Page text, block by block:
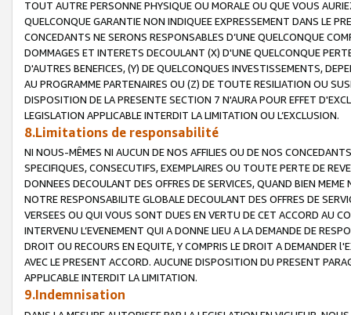
TOUT AUTRE PERSONNE PHYSIQUE OU MORALE OU QUE VOUS
QUELCONQUE GARANTIE NON INDIQUEE EXPRESSEMENT DANS LE
CONCEDANTS NE SERONS RESPONSABLES D’UNE QUELCONQUE
DOMMAGES ET INTERETS DECOULANT (X) D'UNE QUELCONQUE
D'AUTRES BENEFICES, (Y) DE QUELCONQUES INVESTISSEMENTS,
AU PROGRAMME PARTENAIRES OU (Z) DE TOUTE RESILIATION OU
DISPOSITION DE LA PRESENTE SECTION 7 N'AURA POUR EFFET
LEGISLATION APPLICABLE INTERDIT LA LIMITATION OU L’EXCLUSION.
8.Limitations de responsabilité
NI NOUS-MÊMES NI AUCUN DE NOS AFFILIES OU DE NOS
SPECIFIQUES, CONSECUTIFS, EXEMPLAIRES OU TOUTE PERTE DE
DONNEES DECOULANT DES OFFRES DE SERVICES, QUAND BIEN
NOTRE RESPONSABILITE GLOBALE DECOULANT DES OFFRES DE
VERSEES OU QUI VOUS SONT DUES EN VERTU DE CET ACCORD AU
INTERVENU L’EVENEMENT QUI A DONNE LIEU A LA DEMANDE DE
DROIT OU RECOURS EN EQUITE, Y COMPRIS LE DROIT A DEMANDER
AVEC LE PRESENT ACCORD. AUCUNE DISPOSITION DU PRESENT
APPLICABLE INTERDIT LA LIMITATION.
9.Indemnisation